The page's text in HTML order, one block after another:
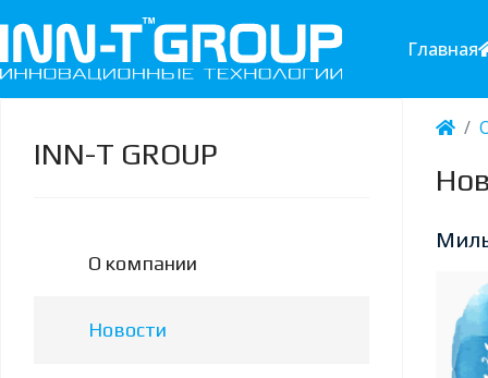
Главная
INN-T GROUP
О компании
Новости